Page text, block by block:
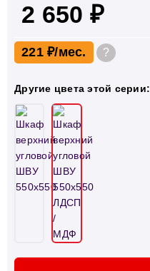
2 650 ₽
221 ₽ ?
Другие цвета этой серии: